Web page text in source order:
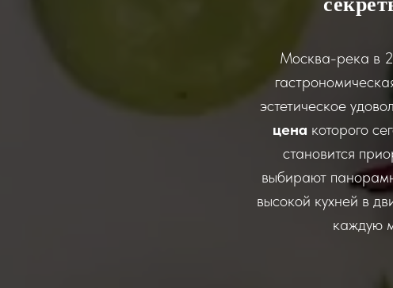
Москва-река в
эстетическое
цена которого
становится
выбирают
высокой кухней в
каждую